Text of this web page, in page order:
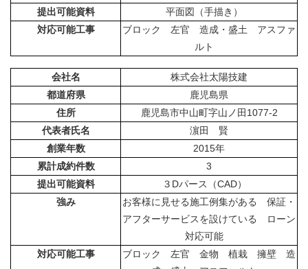
提出可能資料
平面図（手描き）
対応可能工事
ブロック 左官 造成・盛土 アスファ
ルト
会社名
株式会社太陽技建
都道府県
鹿児島県
住所
鹿児島市中山町字山ノ田1077-2
代表者氏名
濵田 賢
創業年数
2015年
累計成約件数
3
提出可能資料
３Dパース（CAD）
強み
お客様に見せる施工例集がある 保証・
アフターサービスを設けている ローン
対応可能
対応可能工事
ブロック 左官 金物 植栽 擁壁 造